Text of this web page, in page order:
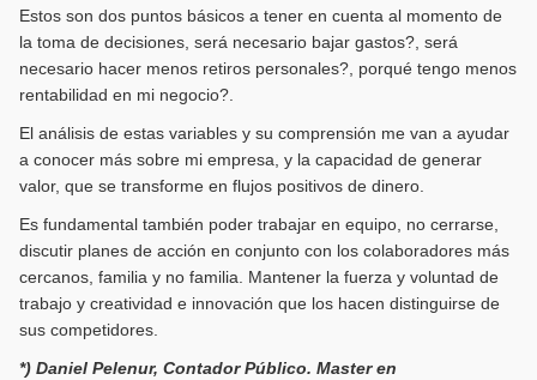
Estos son dos puntos básicos a tener en cuenta al momento de
la toma de decisiones, será necesario bajar gastos?, será
necesario hacer menos retiros personales?, porqué tengo menos
rentabilidad en mi negocio?.
El análisis de estas variables y su comprensión me van a ayudar
a conocer más sobre mi empresa, y la capacidad de generar
valor, que se transforme en flujos positivos de dinero.
Es fundamental también poder trabajar en equipo, no cerrarse,
discutir planes de acción en conjunto con los colaboradores más
cercanos, familia y no familia. Mantener la fuerza y voluntad de
trabajo y creatividad e innovación que los hacen distinguirse de
sus competidores.
*) Daniel Pelenur, Contador Público. Master en